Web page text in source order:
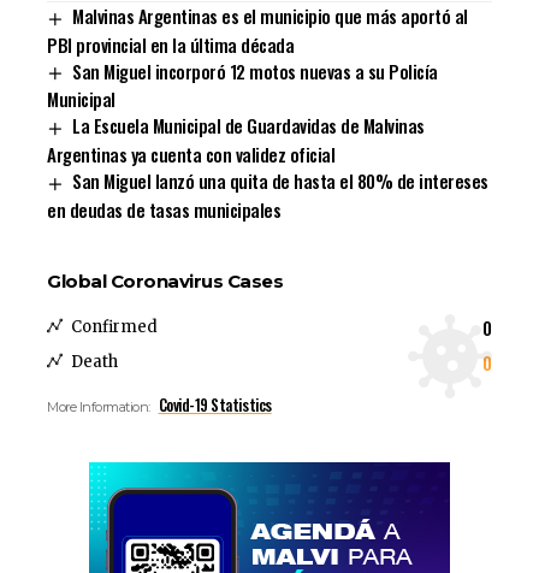
Malvinas Argentinas es el municipio que más aportó al
PBI provincial en la última década
San Miguel incorporó 12 motos nuevas a su Policía
Municipal
La Escuela Municipal de Guardavidas de Malvinas
Argentinas ya cuenta con validez oficial
San Miguel lanzó una quita de hasta el 80% de intereses
en deudas de tasas municipales
Global Coronavirus Cases
Confirmed 0
Death 0
More Information: Covid-19 Statistics